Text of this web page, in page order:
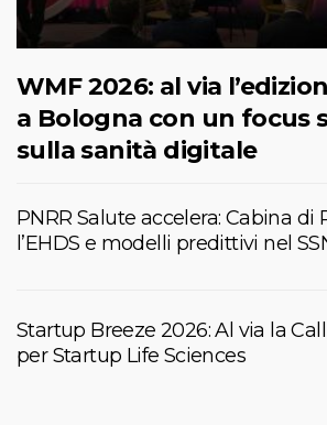
WMF 2026: al via
a Bologna con un focus
sulla sanità digitale
PNRR Salute accelera: Cabina di
l’EHDS e modelli predittivi nel
Startup Breeze 2026: Al via la
per Startup Life Sciences